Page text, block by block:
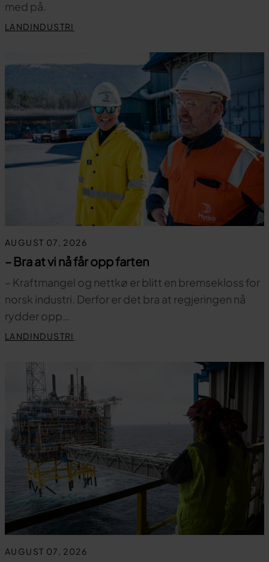
med på.
LANDINDUSTRI
AUGUST 07, 2026
– Bra at vi nå får opp farten
– Kraftmangel og nettkø er blitt en bremsekloss for
norsk industri. Derfor er det bra at regjeringen nå
rydder opp…
LANDINDUSTRI
AUGUST 07, 2026